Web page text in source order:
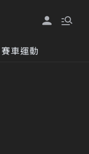
賽車運動